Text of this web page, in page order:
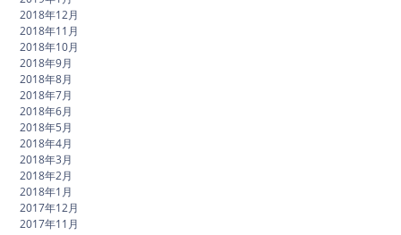
2018年12月
2018年11月
2018年10月
2018年9月
2018年8月
2018年7月
2018年6月
2018年5月
2018年4月
2018年3月
2018年2月
2018年1月
2017年12月
2017年11月